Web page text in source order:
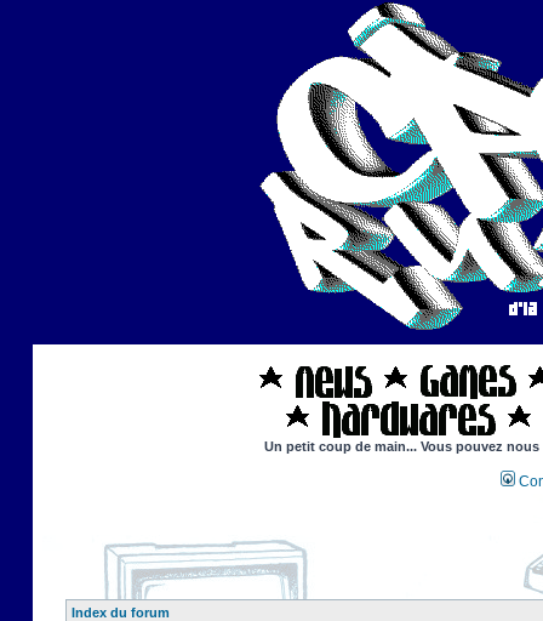
Un petit coup de main... Vous pouvez
Index du forum